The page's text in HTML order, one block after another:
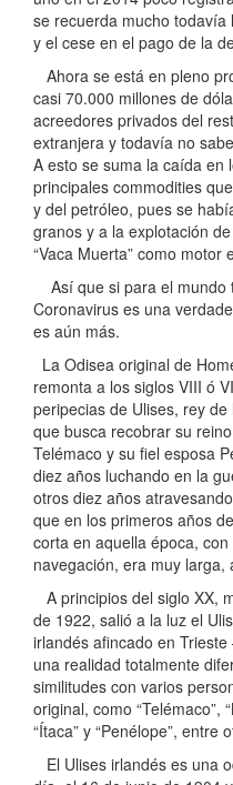
se recuerda mucho todavía
y el cese en el pago de la
Ahora se está en pleno
casi 70.000 millones de
acreedores privados del
extranjera y todavía no
A esto se suma la caída en
principales commodities
y del petróleo, pues se
granos y a la explotación
“Vaca Muerta” como motor
Así que si para el mundo
Coronavirus es una
es aún más.
La Odisea original de
remonta a los siglos VIII ó
peripecias de Ulises, rey
que busca recobrar su
Telémaco y su fiel esposa
diez años luchando en la
otros diez años
que en los primeros años
corta en aquella época,
navegación, era muy larga,
A principios del siglo XX,
de 1922, salió a la luz el
irlandés afincado en
una realidad totalmente
similitudes con varios
original, como “Telémaco”,
“Ítaca” y “Penélope”, entre
El Ulises irlandés es una